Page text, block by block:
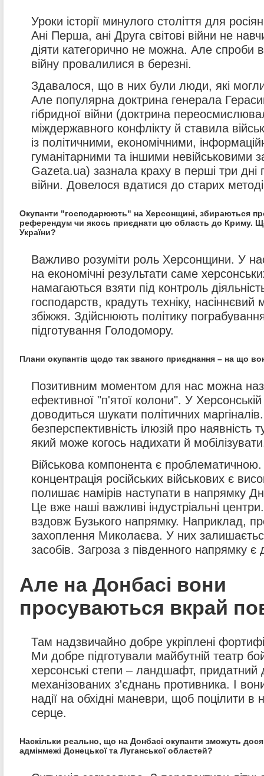
Уроки історії минулого століття для
Ані Перша, ані Друга світові війни не
діяти категорично не можна. Але спроби
війну провалилися в березні.
Здавалося, що в них були люди, які
Але популярна доктрина генерала
гібридної війни (доктрина
міждержавного конфлікту й ставила
із політичними, економічними,
гуманітарними та іншими невійськовими
Gazeta.ua) зазнала краху в перші три
війни. Довелося вдатися до старих
Окупанти "господарюють" на Херсонщині, збираються
референдум чи якось приєднати цю область до Криму.
України?
Важливо розуміти роль Херсонщини. У
на економічні результати саме
намагаються взяти під контроль
господарств, крадуть техніку, насіннєвий
збіжжя. Здійснюють політику
підготування Голодомору.
Плани окупантів щодо так званого приєднання – на що
Позитивним моментом для нас можна
ефективної "п'ятої колони". У Херсонській
доводиться шукати політичних
безперспективність ілюзій про наявність
який може когось надихати й
Військова компонента є
концентрація російських військових є
полишає намірів наступати в напрямку
Це вже наші важливі індустріальні
вздовж Бузького напрямку. Наприклад,
захоплення Миколаєва. У них
засобів. Загроза з південного напрямку
Але на Донбасі вони
просуваються вкрай
Там надзвичайно добре укріплені
Ми добре підготували майбутній театр
херсонські степи – ландшафт, придатний
механізованих з'єднань противника. І
надії на обхідні маневри, щоб поцілити в
серце.
Наскільки реально, що на Донбасі окупанти зможуть
адмінмежі Донецької та Луганської областей?